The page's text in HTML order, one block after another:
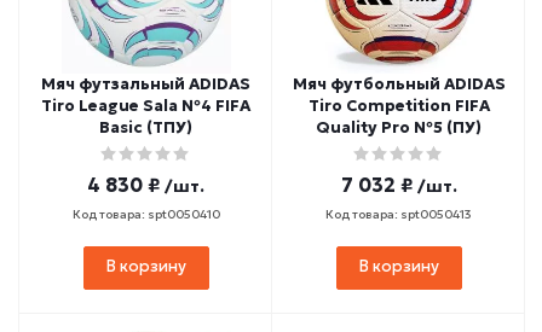
Мяч футзальный ADIDAS
Tiro League Sala №4 FIFA
Basic (ТПУ)
4 830 ₽ /шт.
Код товара: spt0050410
В корзину
Мяч футбольный ADIDAS
Tiro Competition FIFA
Quality Pro №5 (ПУ)
7 032 ₽ /шт.
Код товара: spt0050413
В корзину